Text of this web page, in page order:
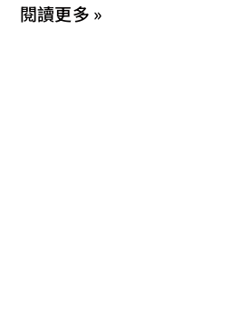
牌，
閱讀更多 »